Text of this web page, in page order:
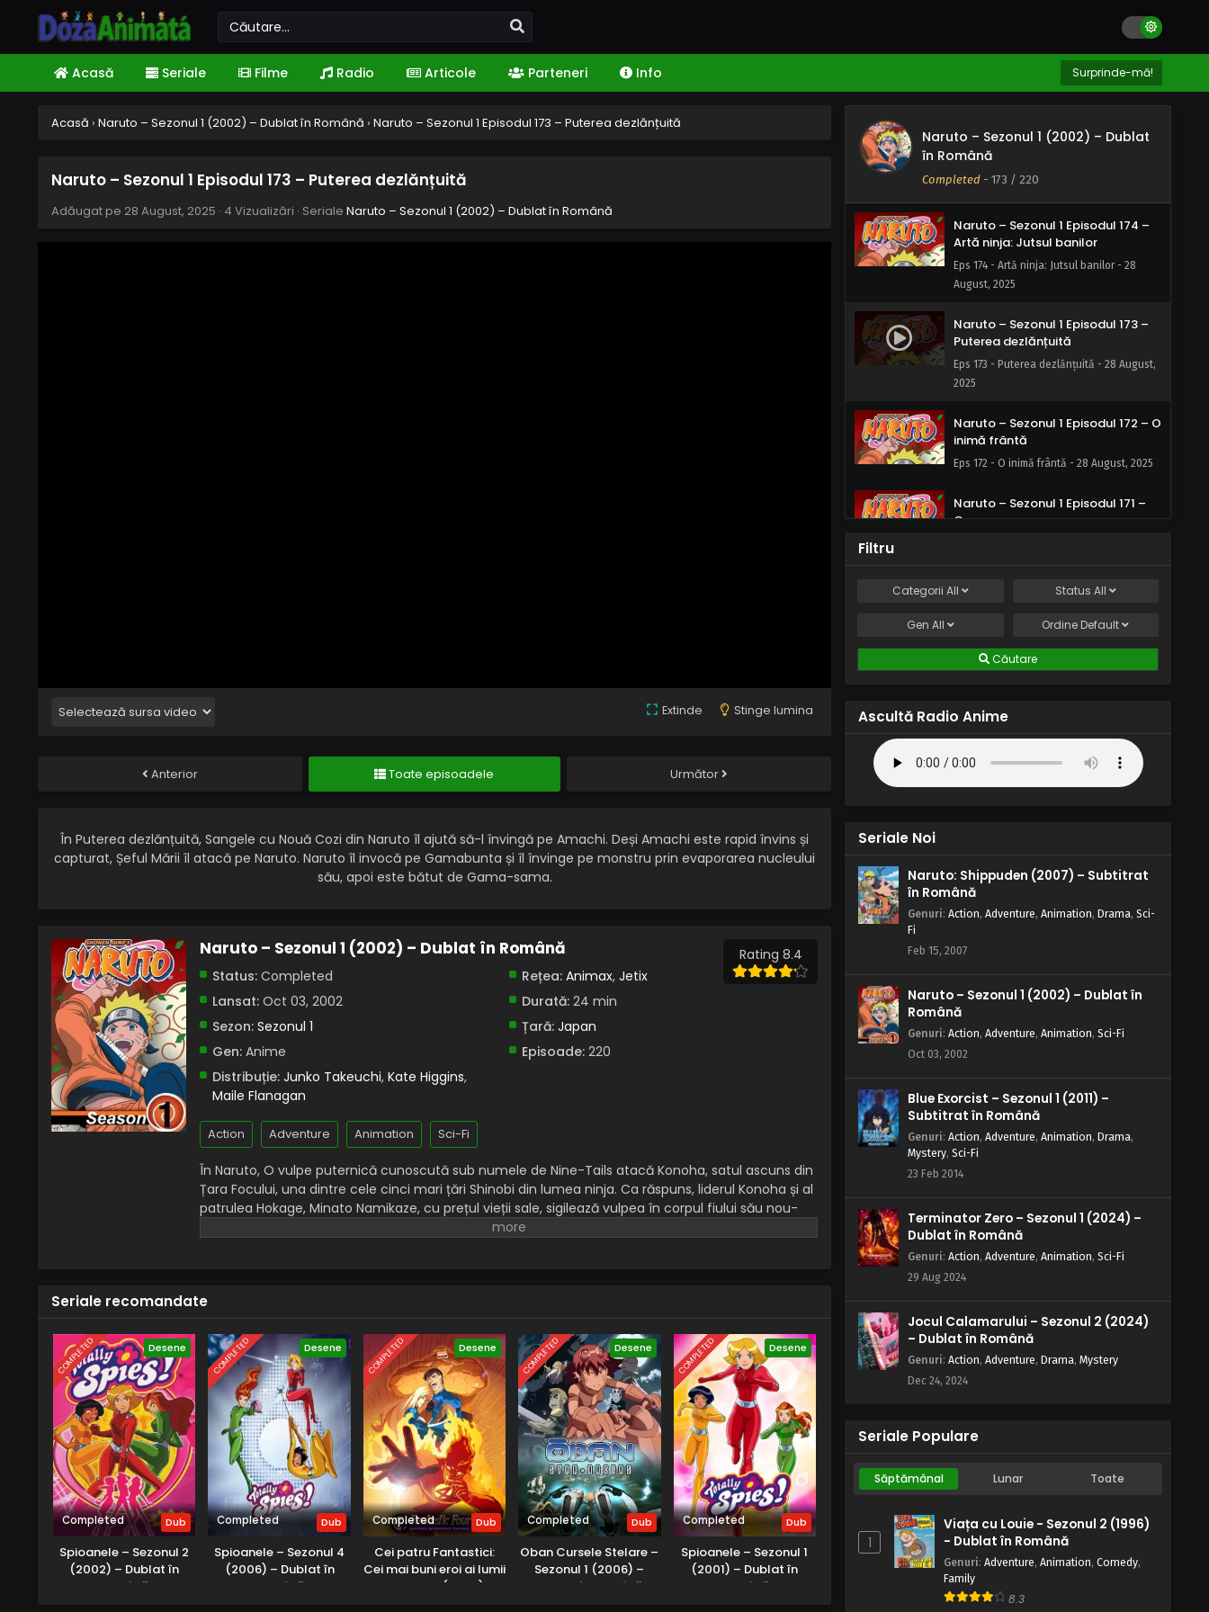
Acasă Seriale Filme Radio Articole Parteneri Info Surprinde-mă!
Acasă › Naruto – Sezonul 1 (2002) – Dublat în Română › Naruto – Sezonul 1 Episodul 173 – Puterea dezlănțuită
Naruto – Sezonul 1 Episodul 173 – Puterea dezlănțuită
Adăugat pe 28 August, 2025 · 4 Vizualizări · Seriale Naruto – Sezonul 1 (2002) – Dublat în Română
Extinde Stinge lumina
Anterior Toate episoadele Următor
În Puterea dezlănțuită, Sangele cu Nouă Cozi din Naruto îl ajută să-l învingă pe Amachi. Deși Amachi este rapid învins și
capturat, Șeful Mării îl atacă pe Naruto. Naruto îl invocă pe Gamabunta și îl învinge pe monstru prin evaporarea nucleului
său, apoi este bătut de Gama-sama.
Naruto – Sezonul 1 (2002) – Dublat în Română
Rating 8.4
Status: Completed Rețea: Animax, Jetix
Lansat: Oct 03, 2002 Durată:24 min
Sezon: Sezonul 1 Țară: Japan
Gen: Anime Episoade:220
Distribuție: Junko Takeuchi, Kate Higgins,
Maile Flanagan
Action Adventure Animation Sci-Fi
În Naruto, O vulpe puternică cunoscută sub numele de Nine-Tails atacă Konoha, satul ascuns din
Țara Focului, una dintre cele cinci mari țări Shinobi din lumea ninja. Ca răspuns, liderul Konoha și al
patrulea Hokage, Minato Namikaze, cu prețul vieții sale, sigilează vulpea în corpul fiului său nou-
născut, Naruto Uzumaki, făcându-l gazda bestiei.
Seriale recomandate
COMPLETED Desene
Completed Dub
Spioanele – Sezonul 2
(2002) – Dublat în
Română
COMPLETED Desene
Completed Dub
Spioanele – Sezonul 4
(2006) – Dublat în
Română
COMPLETED Desene
Completed Dub
Cei patru Fantastici:
Cei mai buni eroi ai lumii
– Sezonul 1 (2006) –
COMPLETED Desene
Completed Dub
Oban Cursele Stelare –
Sezonul 1 (2006) –
Dublat în Română
COMPLETED Desene
Completed Dub
Spioanele – Sezonul 1
(2001) – Dublat în
Română
Naruto – Sezonul 1 (2002) – Dublat
în Română
Completed - 173 / 220
Naruto – Sezonul 1 Episodul 176 –
Eps 176 - Urmărești sau ești urmărit - 28
Naruto – Sezonul 1 Episodul 175 –
Goana după comori
2025
Naruto – Sezonul 1 Episodul 174 –
Artă ninja: Jutsul banilor
Eps 174 - Artă ninja: Jutsul banilor - 28
August, 2025
Naruto – Sezonul 1 Episodul 173 –
Puterea dezlănțuită
Eps 173 - Puterea dezlănțuită - 28 August,
2025
Naruto – Sezonul 1 Episodul 172 – O
inimă frântă
Eps 172 - O inimă frântă - 28 August, 2025
Naruto – Sezonul 1 Episodul 171 –
Capcana
Naruto – Sezonul 1 Episodul 170 –
Ușa închisă
Eps 170 - Ușa închisă - 28 August, 2025
Naruto – Sezonul 1 Episodul 169 –
August, 2025
Naruto – Sezonul 1 Episodul 168 –
Când egretele bat aripi
August, 2025
Naruto – Sezonul 1 Episodul 166 –
Eps 166 - Timpul oprit în loc - 28 August,
2025
Naruto – Sezonul 1 Episodul 165 –
Eps 165 - Moartea lui Naruto - 28 August,
2025
Naruto – Sezonul 1 Episodul 164 –
Prea târziu pentru a fi de ajutor
28 August, 2025
Naruto – Sezonul 1 Episodul 163 –
Intenția: Tacticianul Koumei
August, 2025
Naruto – Sezonul 1 Episodul 162 –
Luptătorul blestemat
Apariția vizitatorului neobișnuit
Naruto – Sezonul 1 Episodul 160 –
Vânătorul sau Vânatul: Bătălia de
pe Templul OK
Eps 160 - Vânătorul sau Vânatul: Bătălia
Filtru
Categorii All Status All
Gen All Ordine Default
Căutare
Ascultă Radio Anime
Seriale Noi
Naruto: Shippuden (2007) – Subtitrat
în Română
Genuri: Action, Adventure, Animation, Drama, Sci-
Fi
Feb 15, 2007
Naruto – Sezonul 1 (2002) – Dublat în
Română
Genuri: Action, Adventure, Animation, Sci-Fi
Oct 03, 2002
Blue Exorcist – Sezonul 1 (2011) –
Subtitrat în Română
Genuri: Action, Adventure, Animation, Drama,
Mystery, Sci-Fi
23 Feb 2014
Terminator Zero – Sezonul 1 (2024) –
Dublat în Română
Genuri: Action, Adventure, Animation, Sci-Fi
29 Aug 2024
Jocul Calamarului – Sezonul 2 (2024)
– Dublat în Română
Genuri: Action, Adventure, Drama, Mystery
Dec 24, 2024
Seriale Populare
Săptămânal Lunar Toate
1
Viața cu Louie - Sezonul 2 (1996)
- Dublat în Română
Genuri: Adventure, Animation, Comedy,
Family
8.3